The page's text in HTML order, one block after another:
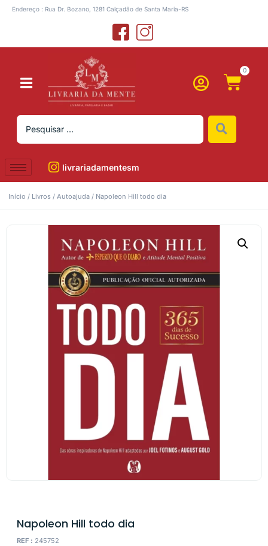
Endereço : Rua Dr. Bozano, 1281 Calçadão de Santa Maria-RS
0
livrariadamentesm
Início / Livros / Autoajuda / Napoleon Hill todo dia
Napoleon Hill todo dia
REF : 245752